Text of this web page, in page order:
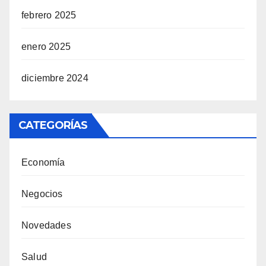
febrero 2025
enero 2025
diciembre 2024
CATEGORÍAS
Economía
Negocios
Novedades
Salud